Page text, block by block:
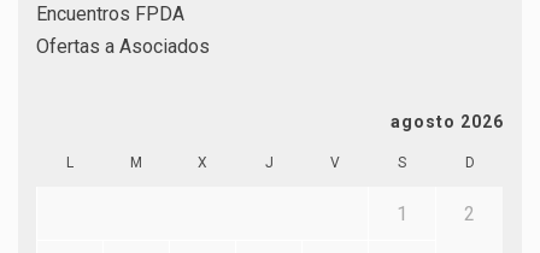
Encuentros FPDA
Ofertas a Asociados
agosto 2026
L M X J V S D
1 2